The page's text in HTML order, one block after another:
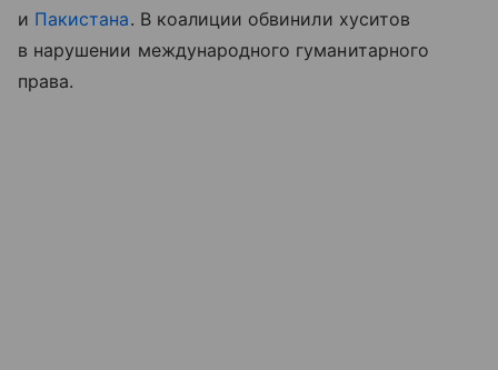
и Пакистана. В коалиции обвинили хуситов
в нарушении международного гуманитарного
права.